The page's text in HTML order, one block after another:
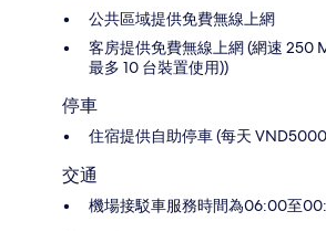
公共區域提供免費無線上網
客房提供免費無線上網 (網速 250
最多 10 台裝置使用))
停車
住宿提供自助停車 (每天
交通
機場接駁車服務時間為06:00至